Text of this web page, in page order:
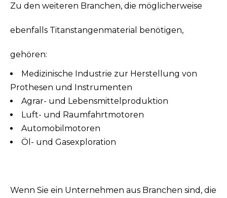
Zu den weiteren Branchen, die möglicherweise
ebenfalls Titanstangenmaterial benötigen,
gehören:
Medizinische Industrie zur Herstellung von
Prothesen und Instrumenten
Agrar- und Lebensmittelproduktion
Luft- und Raumfahrtmotoren
Automobilmotoren
Öl- und Gasexploration
Wenn Sie ein Unternehmen aus Branchen sind, die